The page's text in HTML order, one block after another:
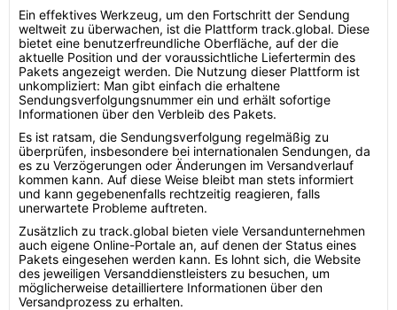
Ein effektives Werkzeug, um den Fortschritt der Sendung
weltweit zu überwachen, ist die Plattform track.global. Diese
bietet eine benutzerfreundliche Oberfläche, auf der die
aktuelle Position und der voraussichtliche Liefertermin des
Pakets angezeigt werden. Die Nutzung dieser Plattform ist
unkompliziert: Man gibt einfach die erhaltene
Sendungsverfolgungsnummer ein und erhält sofortige
Informationen über den Verbleib des Pakets.
Es ist ratsam, die Sendungsverfolgung regelmäßig zu
überprüfen, insbesondere bei internationalen Sendungen, da
es zu Verzögerungen oder Änderungen im Versandverlauf
kommen kann. Auf diese Weise bleibt man stets informiert
und kann gegebenenfalls rechtzeitig reagieren, falls
unerwartete Probleme auftreten.
Zusätzlich zu track.global bieten viele Versandunternehmen
auch eigene Online-Portale an, auf denen der Status eines
Pakets eingesehen werden kann. Es lohnt sich, die Website
des jeweiligen Versanddienstleisters zu besuchen, um
möglicherweise detailliertere Informationen über den
Versandprozess zu erhalten.